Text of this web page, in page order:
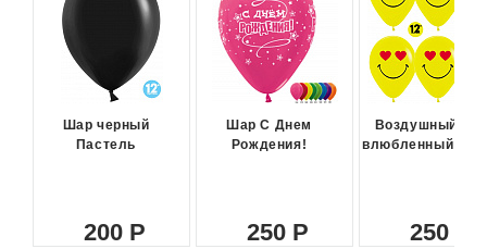
Шар черный
Пастель
200
Шар С Днем
Рождения!
250
Воздушный
влюбленный
250